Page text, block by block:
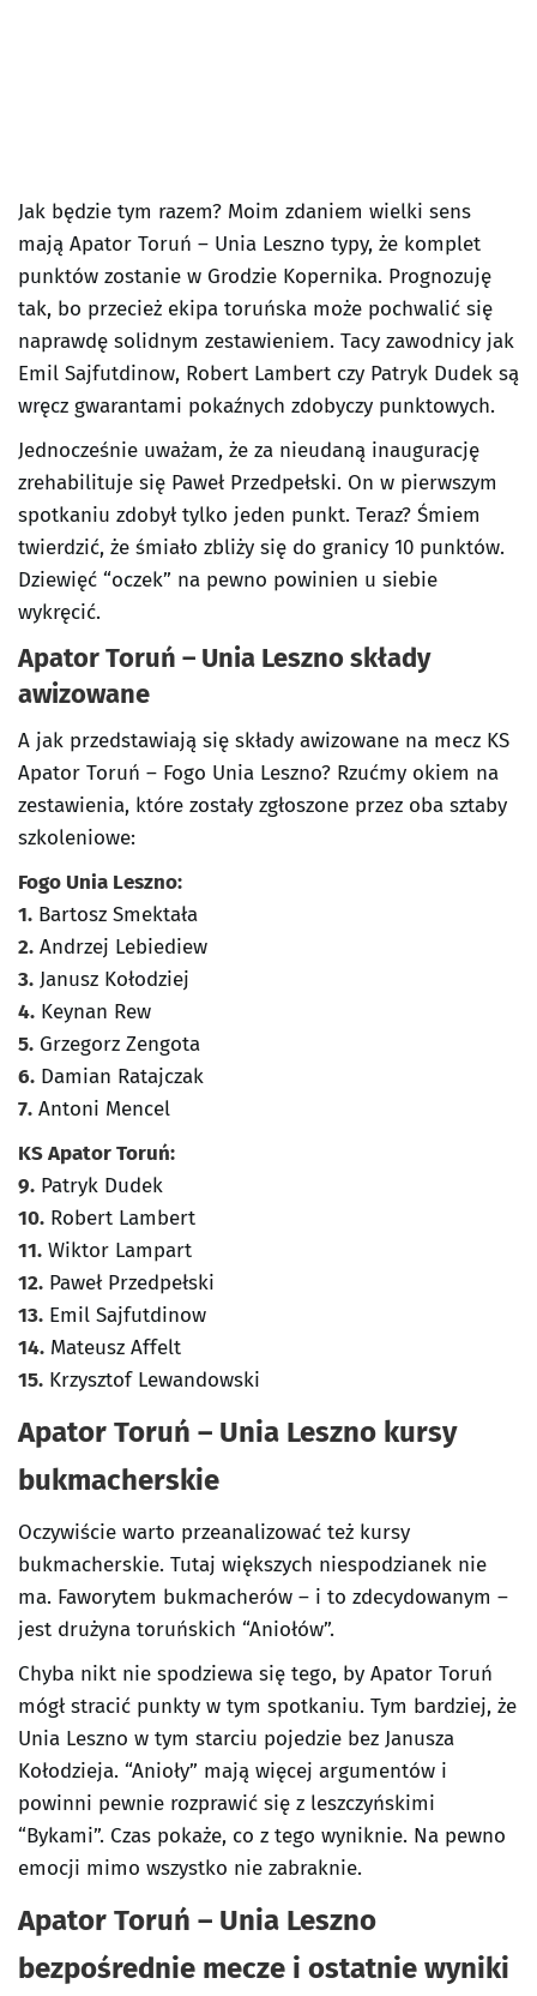
Jak będzie tym razem? Moim zdaniem wielki sens
mają Apator Toruń – Unia Leszno typy, że komplet
punktów zostanie w Grodzie Kopernika. Prognozuję
tak, bo przecież ekipa toruńska może pochwalić się
naprawdę solidnym zestawieniem. Tacy zawodnicy jak
Emil Sajfutdinow, Robert Lambert czy Patryk Dudek są
wręcz gwarantami pokaźnych zdobyczy punktowych.
Jednocześnie uważam, że za nieudaną inaugurację
zrehabilituje się Paweł Przedpełski. On w pierwszym
spotkaniu zdobył tylko jeden punkt. Teraz? Śmiem
twierdzić, że śmiało zbliży się do granicy 10 punktów.
Dziewięć “oczek” na pewno powinien u siebie
wykręcić.
Apator Toruń – Unia Leszno składy
awizowane
A jak przedstawiają się składy awizowane na mecz KS
Apator Toruń – Fogo Unia Leszno? Rzućmy okiem na
zestawienia, które zostały zgłoszone przez oba sztaby
szkoleniowe:
Fogo Unia Leszno:
1. Bartosz Smektała
2. Andrzej Lebiediew
3. Janusz Kołodziej
4. Keynan Rew
5. Grzegorz Zengota
6. Damian Ratajczak
7. Antoni Mencel
KS Apator Toruń:
9. Patryk Dudek
10. Robert Lambert
11. Wiktor Lampart
12. Paweł Przedpełski
13. Emil Sajfutdinow
14. Mateusz Affelt
15. Krzysztof Lewandowski
Apator Toruń – Unia Leszno kursy
bukmacherskie
Oczywiście warto przeanalizować też kursy
bukmacherskie. Tutaj większych niespodzianek nie
ma. Faworytem bukmacherów – i to zdecydowanym –
jest drużyna toruńskich “Aniołów”.
Chyba nikt nie spodziewa się tego, by Apator Toruń
mógł stracić punkty w tym spotkaniu. Tym bardziej, że
Unia Leszno w tym starciu pojedzie bez Janusza
Kołodzieja. “Anioły” mają więcej argumentów i
powinni pewnie rozprawić się z leszczyńskimi
“Bykami”. Czas pokaże, co z tego wyniknie. Na pewno
emocji mimo wszystko nie zabraknie.
Apator Toruń – Unia Leszno
bezpośrednie mecze i ostatnie wyniki